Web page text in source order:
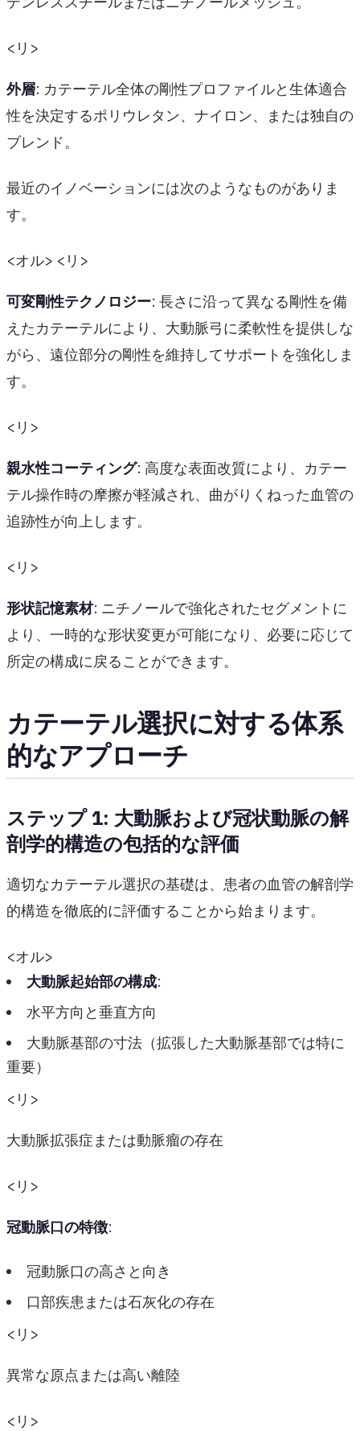
<リ>
外層: カテーテル全体の剛性プロファイルと生体適合
性を決定するポリウレタン、ナイロン、または独自の
ブレンド。
最近のイノベーションには次のようなものがありま
す。
<オル> <リ>
可変剛性テクノロジー: 長さに沿って異なる剛性を備
えたカテーテルにより、大動脈弓に柔軟性を提供しな
がら、遠位部分の剛性を維持してサポートを強化しま
す。
<リ>
親水性コーティング: 高度な表面改質により、カテー
テル操作時の摩擦が軽減され、曲がりくねった血管の
追跡性が向上します。
<リ>
形状記憶素材: ニチノールで強化されたセグメントに
より、一時的な形状変更が可能になり、必要に応じて
所定の構成に戻ることができます。
カテーテル選択に対する体系
的なアプローチ
ステップ 1: 大動脈および冠状動脈の解
剖学的構造の包括的な評価
適切なカテーテル選択の基礎は、患者の血管の解剖学
的構造を徹底的に評価することから始まります。
<オル>
大動脈起始部の構成:
水平方向と垂直方向
大動脈基部の寸法（拡張した大動脈基部では特に
重要）
<リ>
大動脈拡張症または動脈瘤の存在
<リ>
冠動脈口の特徴:
冠動脈口の高さと向き
口部疾患または石灰化の存在
<リ>
異常な原点または高い離陸
<リ>